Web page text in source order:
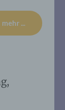
mehr ...